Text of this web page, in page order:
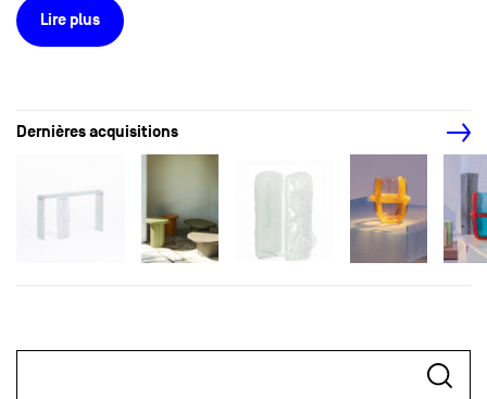
Lire plus
Dernières acquisitions